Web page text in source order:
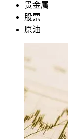
贵金属
股票
原油